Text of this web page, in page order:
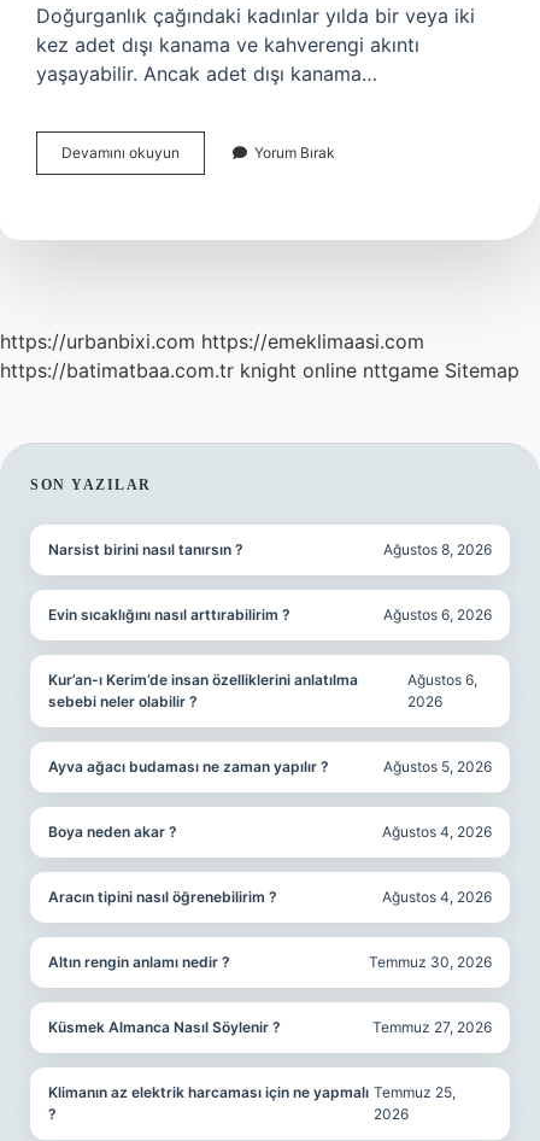
Doğurganlık çağındaki kadınlar yılda bir veya iki
kez adet dışı kanama ve kahverengi akıntı
yaşayabilir. Ancak adet dışı kanama…
Devamını okuyun
Bittikten
Sonra
Yorum Bırak
https://urbanbixi.com https://emeklimaasi.com
https://batimatbaa.com.tr knight online nttgame Sitemap
SIDEBAR
SON YAZILAR
Narsist birini nasıl tanırsın ? Ağustos 8, 2026
Evin sıcaklığını nasıl arttırabilirim ? Ağustos 6, 2026
Kur’an-ı Kerim’de insan özelliklerini anlatılma
sebebi neler olabilir ?
Ağustos 6,
2026
Ayva ağacı budaması ne zaman yapılır ? Ağustos 5, 2026
Boya neden akar ? Ağustos 4, 2026
Aracın tipini nasıl öğrenebilirim ? Ağustos 4, 2026
Altın rengin anlamı nedir ? Temmuz 30, 2026
Küsmek Almanca Nasıl Söylenir ? Temmuz 27, 2026
Klimanın az elektrik harcaması için ne yapmalı
?
Temmuz 25,
2026